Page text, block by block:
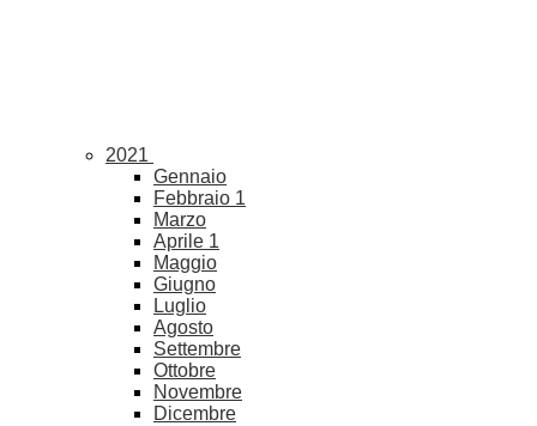
2021
Gennaio
Febbraio 1
Marzo
Aprile 1
Maggio
Giugno
Luglio
Agosto
Settembre
Ottobre
Novembre
Dicembre